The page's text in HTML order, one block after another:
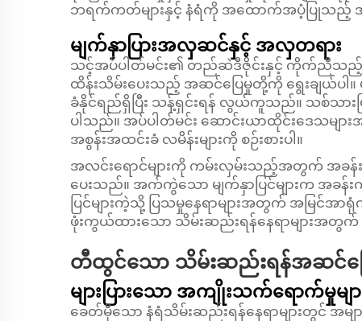
ဘရက်ကတ်များနှင့် နံရံကို အထောက်အပံ့ပြုသည့် အက်
မျက်နှာပြားအလှဆင်နှင့် အလှတရား
သင့်အပ်ပါတ်မင်း၏ တည်ဆဲဒီဇိုင်းနှင့် ကိုက်ညီသည့် ပ
ထိန်းသိမ်းပေးသည့် အဆင်ပြေမှုတို့ကို ရွေးချယ်ပါ
ခံနိုင်ရည်ရှိပြီး သန့်ရှင်းရန် လွယ်ကူသည်။ သစ်သားပြာ
ပါသည်။ အပ်ပါတ်မင်း ဆောင်းယာထိုင်းဒေသမ
အစွန်းအထင်းခံ လမိန်းများကို စဉ်းစားပါ။
အလင်းရောင်များကို ကမ်းလှမ်းသည့်အတွက် အခန်း
ပေးသည်။ အက်ကွဲသော မျက်နှာပြင်များက အခ
ပြင်များကဲ့သို့ ပြသမှုနေရာများအတွက် အမြင်အာ
ဖုံးကွယ်ထားသော သိမ်းဆည်းရန်နေရာများအတွက်
တီထွင်သော သိမ်းဆည်းရန်အဆင်ပြေ
များပြားသော အကျိုးသက်ရောက်မှုမျာ
ခေတ်မှီသော နံရံသိမ်းဆည်းရန်နေရာများတွင် အ